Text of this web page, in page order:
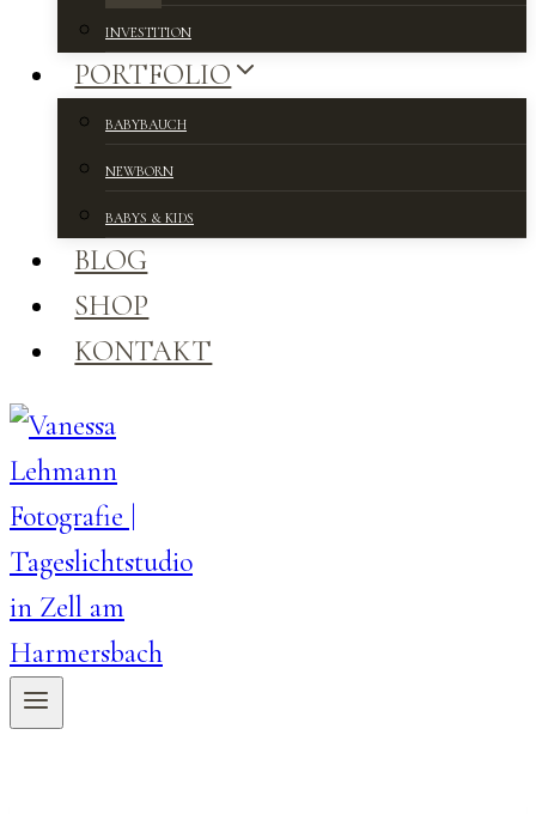
INVESTITION
PORTFOLIO
BABYBAUCH
NEWBORN
BABYS & KIDS
BLOG
SHOP
KONTAKT